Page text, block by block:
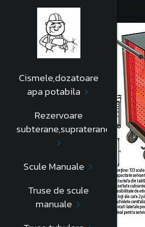
Cismele,dozatoare
apa potabila
Rezervoare
subterane,supraterane
Scule Manuale
Truse de scule
manuale
-15%